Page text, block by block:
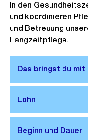
In den
und koordinieren
und Betreuung
Langzeitpflege.